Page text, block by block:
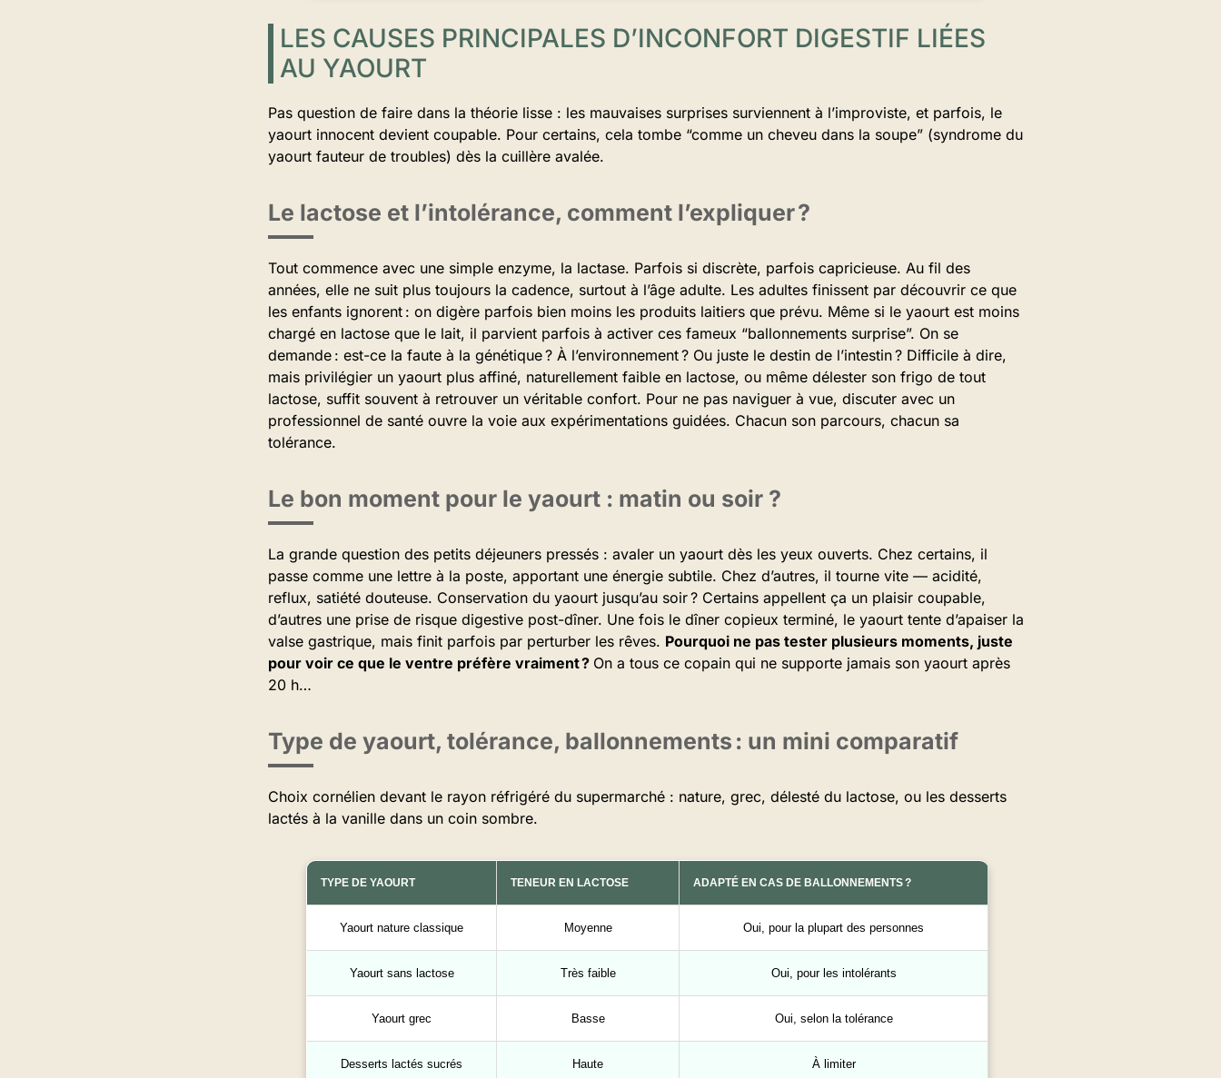
LES CAUSES PRINCIPALES D’INCONFORT DIGESTIF LIÉES
AU YAOURT
Pas question de faire dans la théorie lisse : les mauvaises surprises surviennent à l’improviste, et parfois, le
yaourt innocent devient coupable. Pour certains, cela tombe “comme un cheveu dans la soupe” (syndrome du
yaourt fauteur de troubles) dès la cuillère avalée.
Le lactose et l’intolérance, comment l’expliquer ?
Tout commence avec une simple enzyme, la lactase. Parfois si discrète, parfois capricieuse. Au fil des
années, elle ne suit plus toujours la cadence, surtout à l’âge adulte. Les adultes finissent par découvrir ce que
les enfants ignorent : on digère parfois bien moins les produits laitiers que prévu. Même si le yaourt est moins
chargé en lactose que le lait, il parvient parfois à activer ces fameux “ballonnements surprise”. On se
demande : est-ce la faute à la génétique ? À l’environnement ? Ou juste le destin de l’intestin ? Difficile à dire,
mais privilégier un yaourt plus affiné, naturellement faible en lactose, ou même délester son frigo de tout
lactose, suffit souvent à retrouver un véritable confort. Pour ne pas naviguer à vue, discuter avec un
professionnel de santé ouvre la voie aux expérimentations guidées. Chacun son parcours, chacun sa
tolérance.
Le bon moment pour le yaourt : matin ou soir ?
La grande question des petits déjeuners pressés : avaler un yaourt dès les yeux ouverts. Chez certains, il
passe comme une lettre à la poste, apportant une énergie subtile. Chez d’autres, il tourne vite — acidité,
reflux, satiété douteuse. Conservation du yaourt jusqu’au soir ? Certains appellent ça un plaisir coupable,
d’autres une prise de risque digestive post-dîner. Une fois le dîner copieux terminé, le yaourt tente d’apaiser la
valse gastrique, mais finit parfois par perturber les rêves. Pourquoi ne pas tester plusieurs moments, juste
pour voir ce que le ventre préfère vraiment ? On a tous ce copain qui ne supporte jamais son yaourt après
20 h…
Type de yaourt, tolérance, ballonnements : un mini comparatif
Choix cornélien devant le rayon réfrigéré du supermarché : nature, grec, délesté du lactose, ou les desserts
lactés à la vanille dans un coin sombre.
TYPE DE YAOURT TENEUR EN LACTOSE ADAPTÉ EN CAS DE BALLONNEMENTS ?
Yaourt nature classique Moyenne Oui, pour la plupart des personnes
Yaourt sans lactose Très faible Oui, pour les intolérants
Yaourt grec Basse Oui, selon la tolérance
Desserts lactés sucrés Haute À limiter